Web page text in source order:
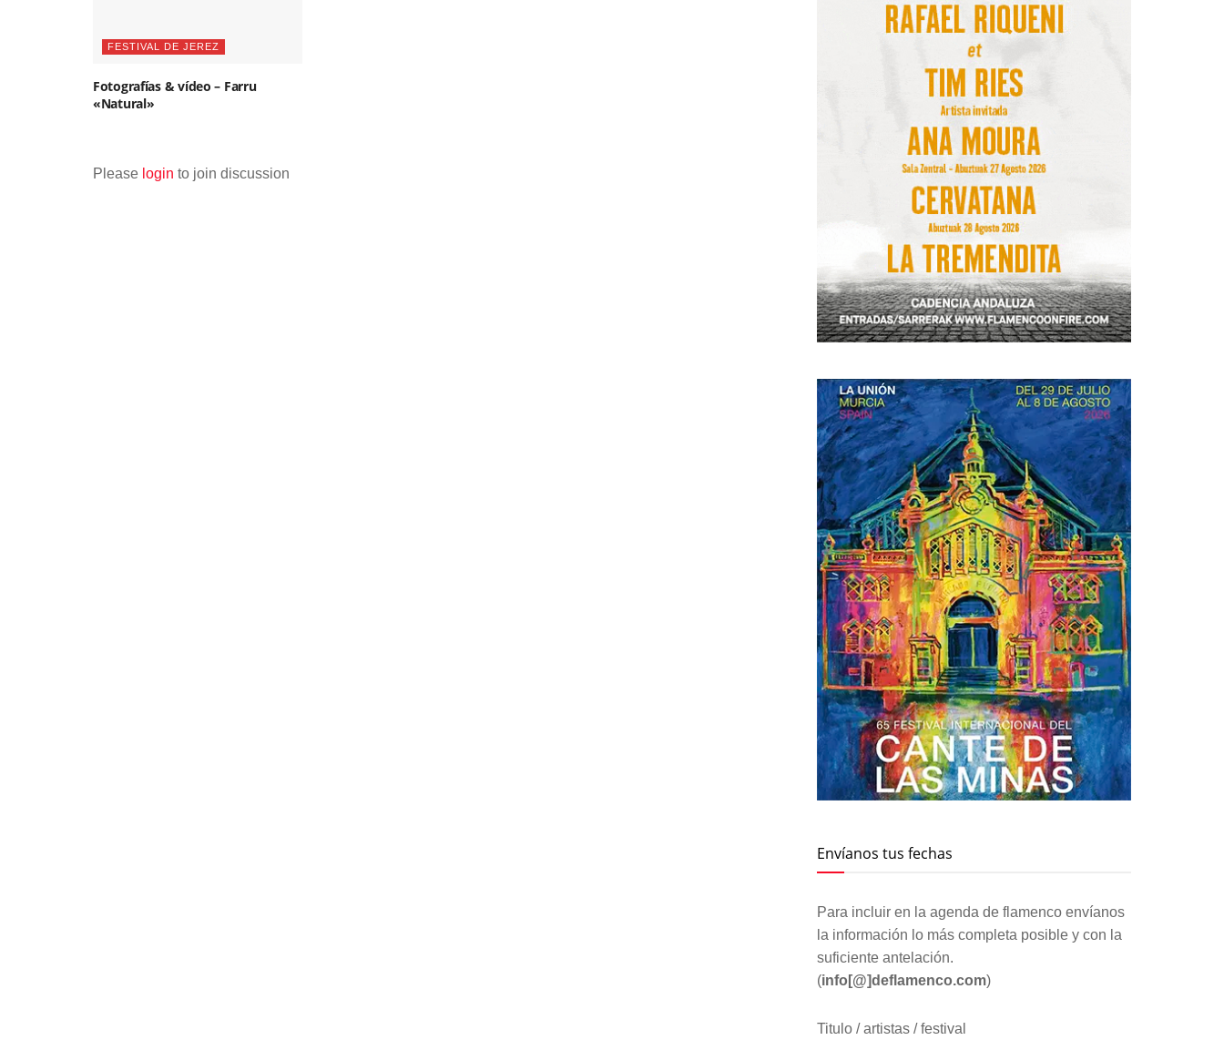
FESTIVAL DE JEREZ
Fotografías & vídeo – Farru
«Natural»
Please login to join discussion
Envíanos tus fechas
Para incluir en la agenda de flamenco envíanos
la información lo más completa posible y con la
suficiente antelación.
(info[@]deflamenco.com)
Titulo / artistas / festival